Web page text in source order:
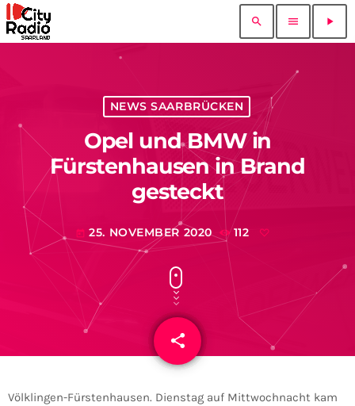
search menu play_arrow
NEWS SAARBRÜCKEN
Opel und BMW in
Fürstenhausen in Brand
gesteckt
today 25. NOVEMBER 2020 112
share
email
Völklingen-Fürstenhausen. Dienstag auf Mittwochnacht kam